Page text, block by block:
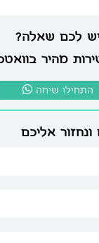
לכם שאלה?
מהיר
התחילו שיחה
אליכם